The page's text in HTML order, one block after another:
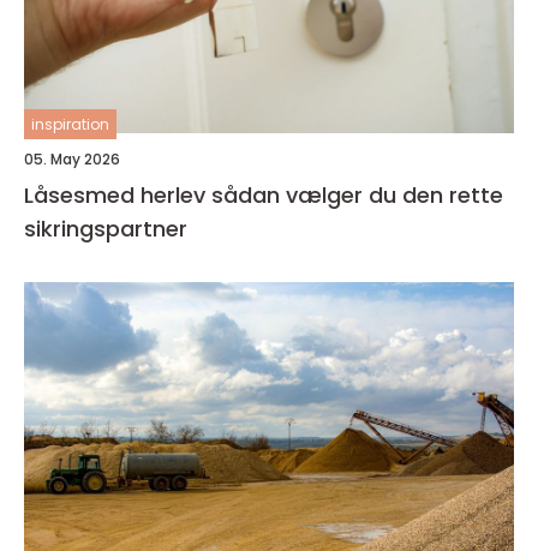
inspiration
05. May 2026
Låsesmed herlev sådan vælger du den rette
sikringspartner